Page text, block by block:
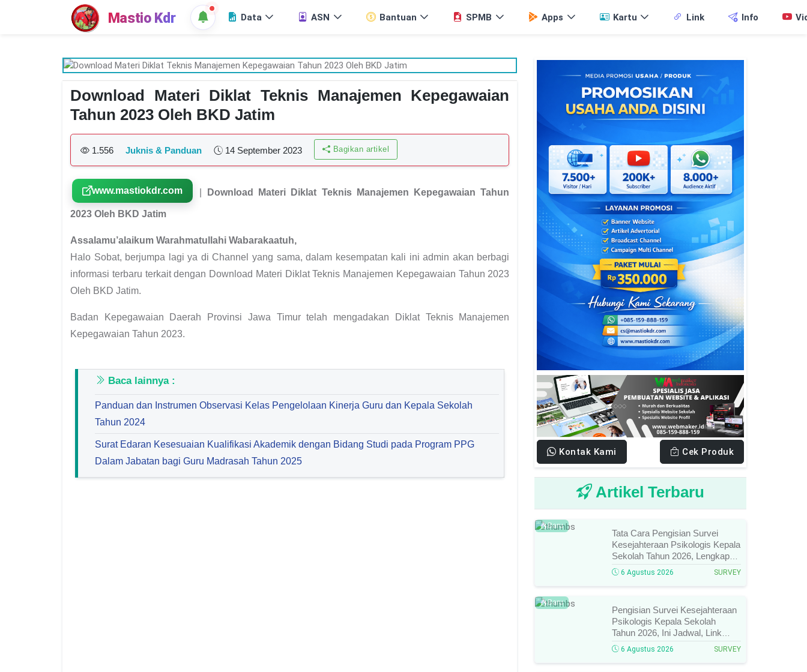
Mastio Kdr Data ASN Bantuan SPMB Apps Kartu Link Info
Download Materi Diklat Teknis Manajemen Kepegawaian
Tahun 2023 Oleh BKD Jatim
1.556 Juknis & Panduan 14 September 2023 Bagikan artikel
www.mastiokdr.com Download Materi Diklat Teknis Manajemen Kepegawaian Tahun
2023 Oleh BKD Jatim
Assalamu’alaikum Warahmatullahi Wabarakaatuh,
Halo Sobat, berjumpa lagi ya di Channel yang sama, dalam kesempatan kali ini admin akan berbagi
informasi terbaru terkait dengan Download Materi Diklat Teknis Manajemen Kepegawaian Tahun 2023
Oleh BKD Jatim.
Badan Kepegawaian Daerah Provinsi Jawa Timur telah mengadakan Diklat Teknis Manajemen
Kepegawaian Tahun 2023.
Baca lainnya :
Panduan dan Instrumen Observasi Kelas Pengelolaan Kinerja Guru dan Kepala Sekolah
Tahun 2024
Surat Edaran Kesesuaian Kualifikasi Akademik dengan Bidang Studi pada Program PPG
Dalam Jabatan bagi Guru Madrasah Tahun 2025
Kontak Kami Cek Produk
Artikel Terbaru
Baru
Tata Cara Pengisian Survei
Kesejahteraan Psikologis Kepala
Sekolah Tahun 2026, Lengkap
Link Resmi, Jadwal, Panduan,
Dan Hal Yang Wajib
Diperhatikan!
6 Agustus 2026 SURVEY
Baru
Pengisian Survei Kesejahteraan
Psikologis Kepala Sekolah
Tahun 2026, Ini Jadwal, Link
Resmi, Cara Pengisian, Dan
Ketentuan Lengkapnya!
6 Agustus 2026 SURVEY